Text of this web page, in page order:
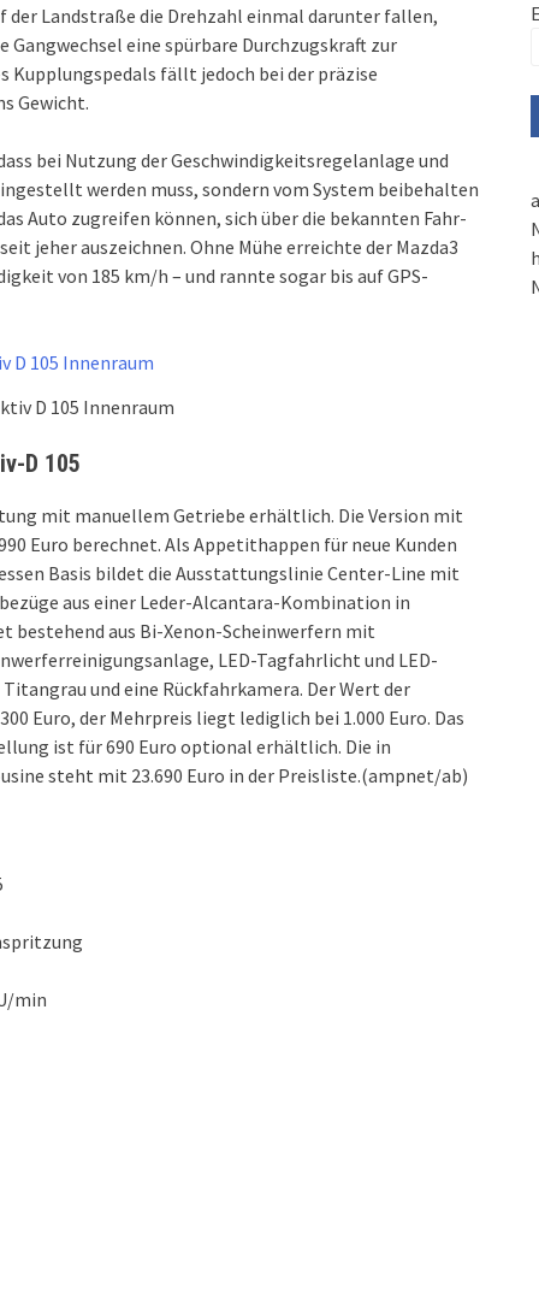
der Landstraße die Drehzahl einmal darunter fallen,
eine spürbare Durchzugskraft zur
Kupplungspedals fällt jedoch bei der präzise
Gewicht.
bei Nutzung der Geschwindigkeitsregelanlage und
werden muss, sondern vom System beibehalten
Auto zugreifen können, sich über die bekannten Fahr-
jeher auszeichnen. Ohne Mühe erreichte der Mazda3
von 185 km/h – und rannte sogar bis auf GPS-
D 105 Innenraum
D 105
mit manuellem Getriebe erhältlich. Die Version mit
Euro berechnet. Als Appetithappen für neue Kunden
Basis bildet die Ausstattungslinie Center-Line mit
aus einer Leder-Alcantara-Kombination in
bestehend aus Bi-Xenon-Scheinwerfern mit
LED-Tagfahrlicht und LED-
und eine Rückfahrkamera. Der Wert der
Euro, der Mehrpreis liegt lediglich bei 1.000 Euro. Das
ist für 690 Euro optional erhältlich. Die in
steht mit 23.690 Euro in der Preisliste.(ampnet/ab)
min